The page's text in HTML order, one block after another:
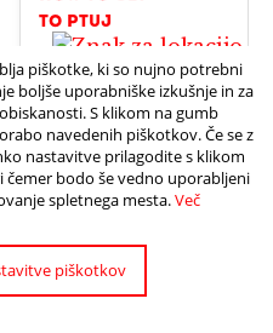
TO PTUJ
NEWS ON
piškotke, ki so nujno potrebni
boljše uporabniške izkušnje in za
S klikom na gumb
navedenih piškotkov. Če se z
nastavitve prilagodite s klikom
bodo še vedno uporabljeni
spletnega mesta.Več
piškotkov